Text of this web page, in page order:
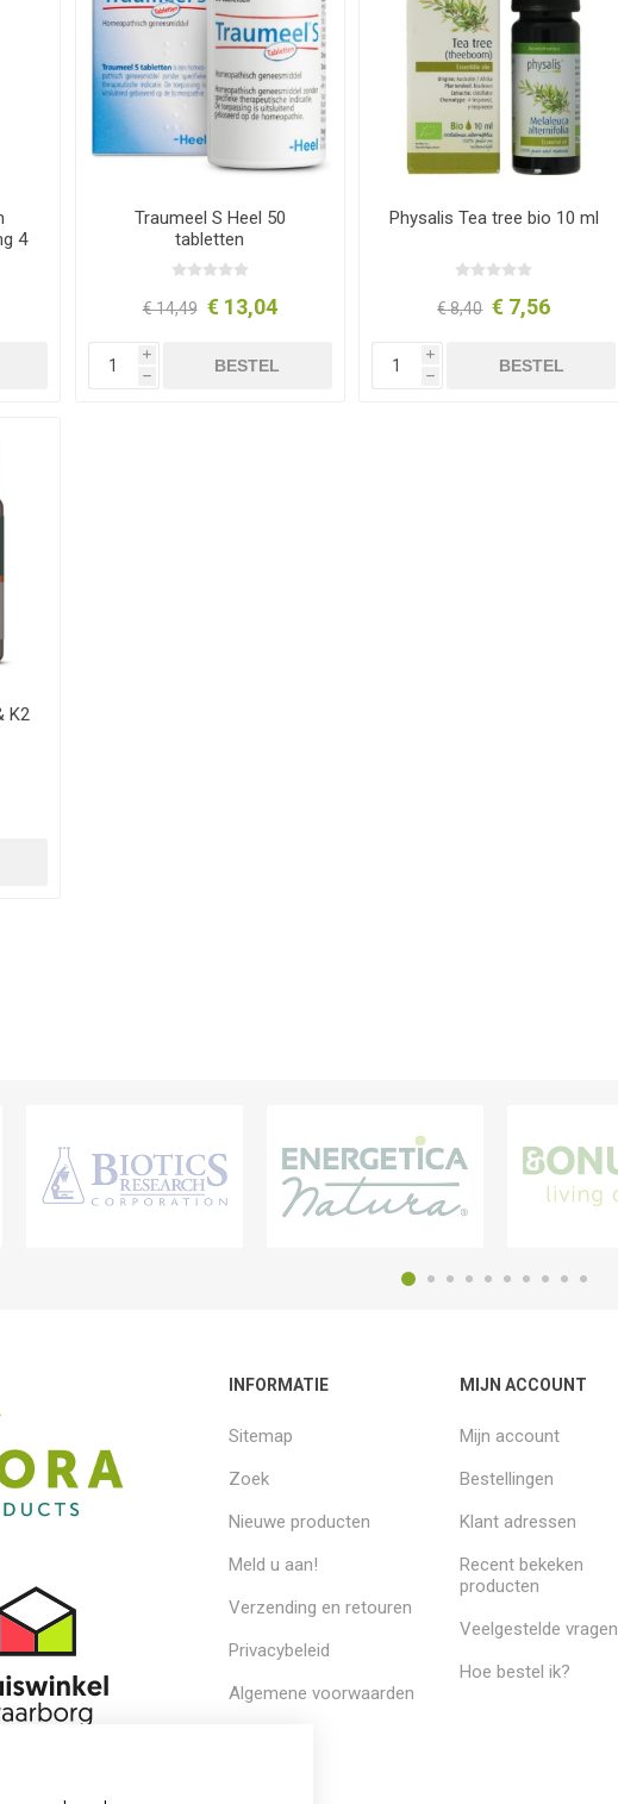
4
Traumeel S Heel 50
tabletten
€ 14,49 € 13,04
i
h
BESTEL
Physalis Tea tree bio 10 ml
€ 8,40 € 7,56
i
h
BESTEL
K2
INFORMATIE
Sitemap
Zoek
Nieuwe producten
Meld u aan!
Verzending en retouren
Privacybeleid
Algemene voorwaarden
MIJN ACCOUNT
Mijn account
Bestellingen
Klant adressen
Recent bekeken
producten
Veelgestelde vragen
Hoe bestel ik?